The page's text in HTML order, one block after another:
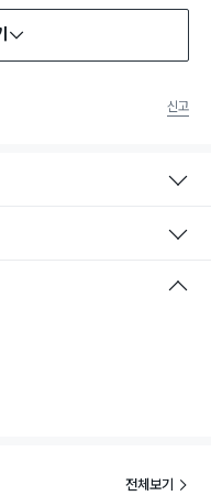
규격에 따라 제조되어 식품 또
품용기구라는 표시입니다.
신고
전체보기